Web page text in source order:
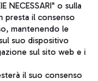
l'aeroporto
a direzione e
NECESSARI" o sulla
presta il consenso
mantenendo le
suo dispositivo
sul sito web e i
il suo consenso